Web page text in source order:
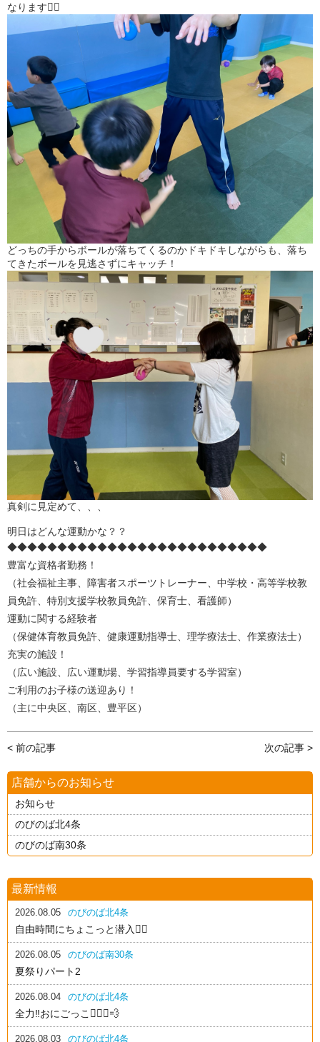
なります👍🏻
どっちの手からボールが落ちてくるのかドキドキしながらも、落ち
てきたボールを見逃さずにキャッチ！
真剣に見定めて、、、
明日はどんな運動かな？？
◆◆◆◆◆◆◆◆◆◆◆◆◆◆◆◆◆◆◆◆◆◆◆◆◆◆
豊富な資格者勤務！
（社会福祉主事、障害者スポーツトレーナー、中学校・高等学校教
員免許、特別支援学校教員免許、保育士、看護師）
運動に関する経験者
（保健体育教員免許、健康運動指導士、理学療法士、作業療法士）
充実の施設！
（広い施設、広い運動場、学習指導員要する学習室）
ご利用のお子様の送迎あり！
（主に中央区、南区、豊平区）
< 前の記事 次の記事 >
店舗からのお知らせ
お知らせ
のびのば北4条
のびのば南30条
最新情報
2026.08.05 のびのば北4条
自由時間にちょこっと潜入🕵️‍♂️
2026.08.05 のびのば南30条
夏祭りパート2
2026.08.04 のびのば北4条
全力‼️おにごっこ🏃🏻‍♂️💨
2026.08.03 のびのば北4条